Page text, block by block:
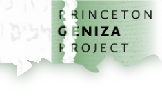
إلى المحتوى الرئيسي
الرئيسية